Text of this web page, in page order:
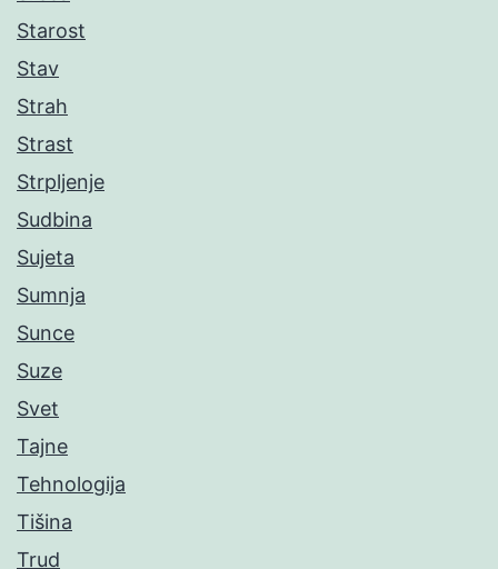
Starost
Stav
Strah
Strast
Strpljenje
Sudbina
Sujeta
Sumnja
Sunce
Suze
Svet
Tajne
Tehnologija
Tišina
Trud